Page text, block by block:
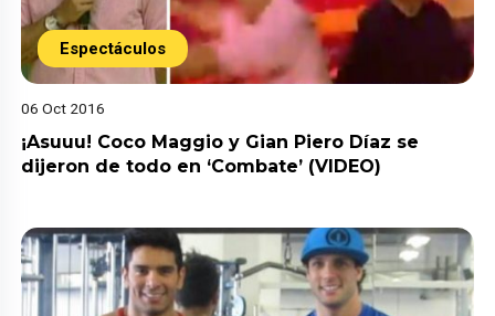
Espectáculos
06 Oct 2016
¡Asuuu! Coco Maggio y Gian Piero Díaz se
dijeron de todo en ‘Combate’ (VIDEO)